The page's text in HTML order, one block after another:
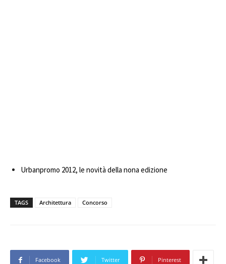
Urbanpromo 2012, le novità della nona edizione
TAGS Architettura Concorso
Facebook Twitter Pinterest